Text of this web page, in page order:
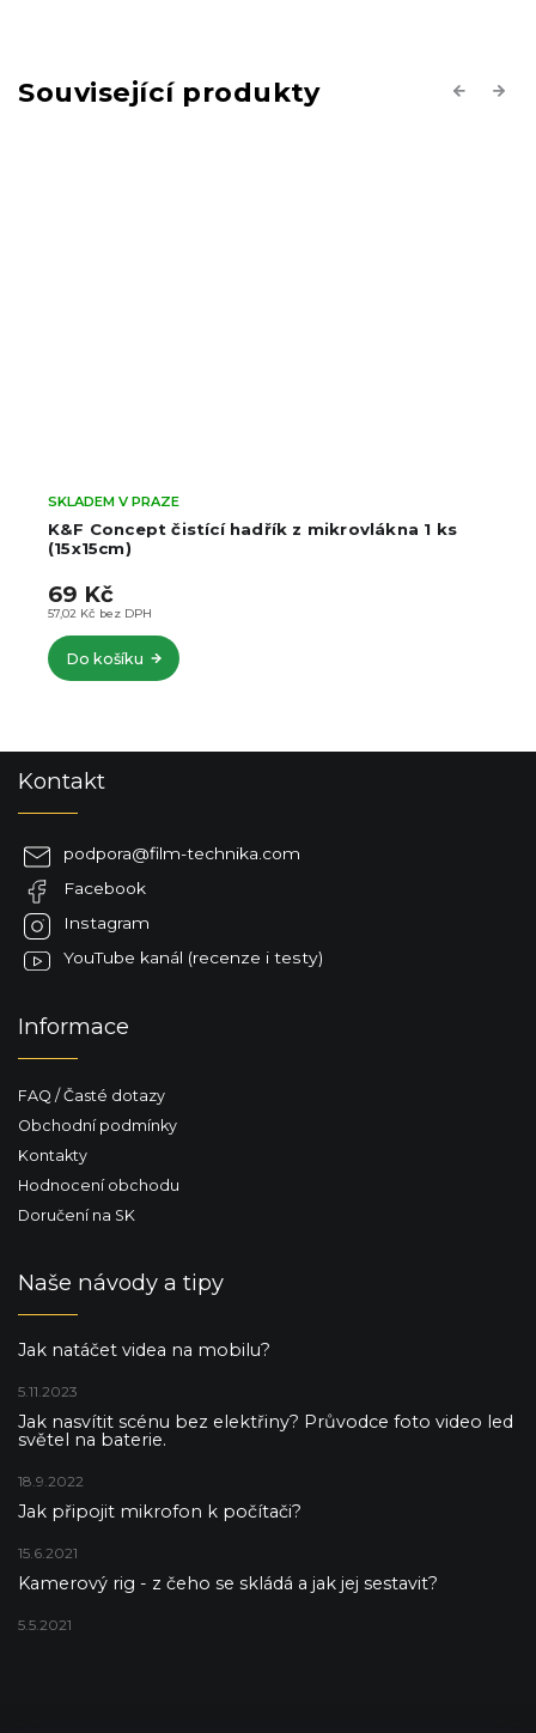
Související produkty Previous
čistící hadřík z mikrovlákna 1 ks
KF Concept
Next
Kontakt
podpora@film-technika.com
Facebook
Instagram
YouTube kanál (recenze i testy)
Informace
FAQ / Časté dotazy
Obchodní podmínky
Kontakty
Hodnocení obchodu
Doručení na SK
Naše návody a tipy
Jak natáčet videa na mobilu?
5.11.2023
Jak nasvítit scénu bez elektřiny? Průvodce foto video led
světel na baterie.
18.9.2022
Jak připojit mikrofon k počítači?
15.6.2021
Kamerový rig - z čeho se skládá a jak jej sestavit?
5.5.2021